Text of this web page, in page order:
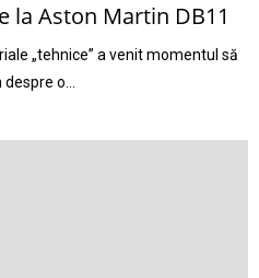
la Aston Martin DB11
„tehnice” a venit momentul să
o…